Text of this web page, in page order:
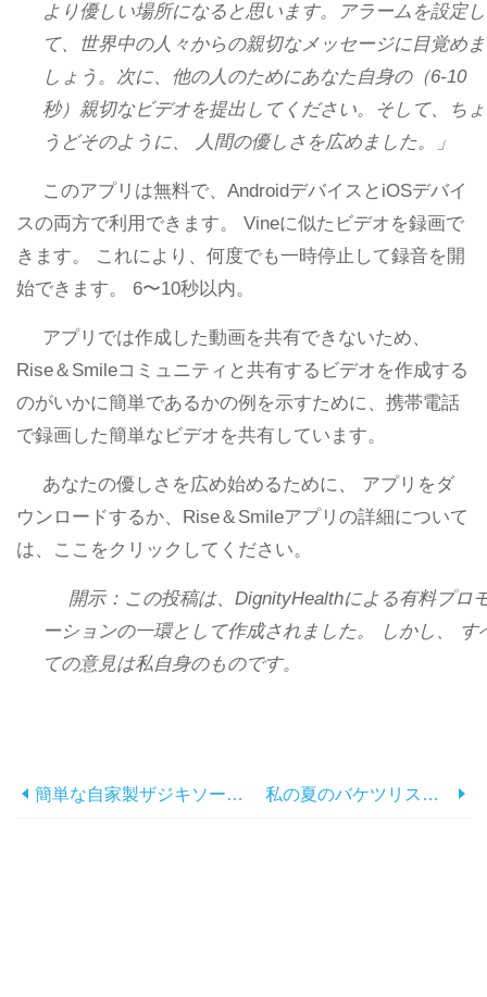
より優しい場所になると思います。アラームを設定し
て、世界中の人々からの親切なメッセージに目覚めま
しょう。次に、他の人のためにあなた自身の（6-10
秒）親切なビデオを提出してください。そして、ちょ
うどそのように、 人間の優しさを広めました。」
このアプリは無料で、AndroidデバイスとiOSデバイ
スの両方で利用できます。 Vineに似たビデオを録画で
きます。 これにより、何度でも一時停止して録音を開
始できます。 6〜10秒以内。
アプリでは作成した動画を共有できないため、
Rise＆Smileコミュニティと共有するビデオを作成する
のがいかに簡単であるかの例を示すために、携帯電話
で録画した簡単なビデオを共有しています。
あなたの優しさを広め始めるために、 アプリをダ
ウンロードするか、Rise＆Smileアプリの詳細について
は、ここをクリックしてください。
開示：この投稿は、DignityHealthによる有料プロ
ーションの一環として作成されました。 しかし、 す
ての意見は私自身のものです。
簡単な自家製ザジキソースレシピ 私の夏のバケツリスト！